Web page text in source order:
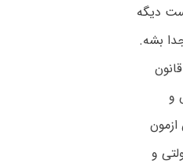
دیگه
بشه.
و
و